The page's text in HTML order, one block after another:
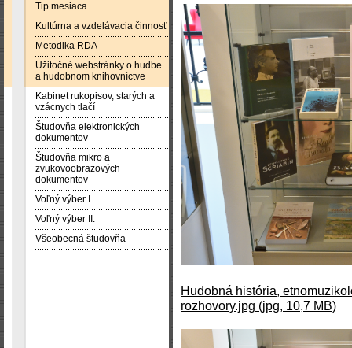
Hudobná história,
rozhovory.jpg (jpg, 10,7 MB)
Tip mesiaca
Kultúrna a vzdelávacia činnosť
Metodika RDA
Užitočné webstránky o hudbe
a hudobnom knihovníctve
Kabinet rukopisov, starých a
vzácnych tlačí
Študovňa elektronických
dokumentov
Študovňa mikro a
zvukovoobrazových
dokumentov
Voľný výber I.
Voľný výber II.
Všeobecná študovňa